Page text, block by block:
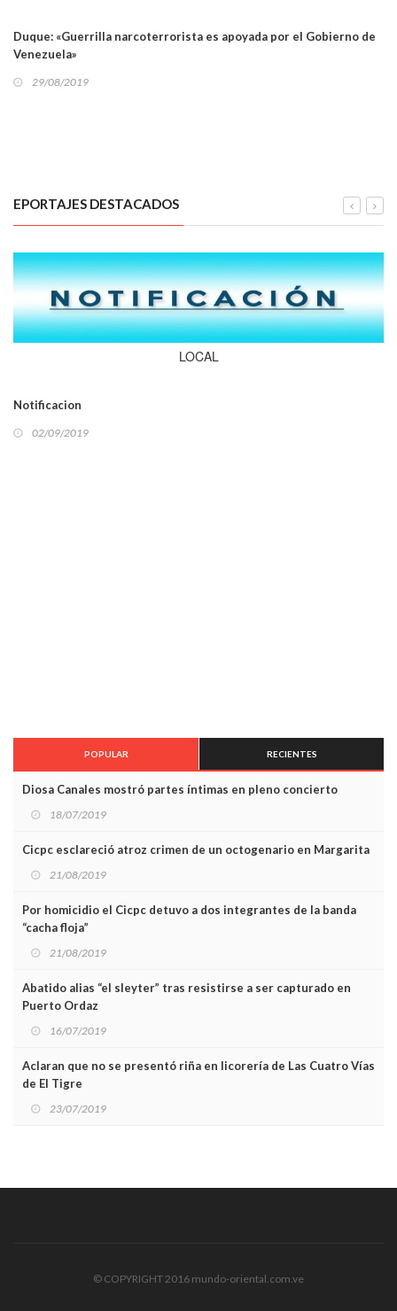
Duque: «Guerrilla narcoterrorista es apoyada por el Gobierno de
Venezuela»
29/08/2019
EPORTAJES DESTACADOS
LOCAL
Notificacion
02/09/2019
POPULAR RECIENTES
Diosa Canales mostró partes íntimas en pleno concierto
18/07/2019
Cicpc esclareció atroz crimen de un octogenario en Margarita
21/08/2019
Por homicidio el Cicpc detuvo a dos integrantes de la banda
“cacha floja”
21/08/2019
Abatido alias “el sleyter” tras resistirse a ser capturado en
Puerto Ordaz
16/07/2019
Aclaran que no se presentó riña en licorería de Las Cuatro Vías
de El Tigre
23/07/2019
© COPYRIGHT 2016 mundo-oriental.com.ve